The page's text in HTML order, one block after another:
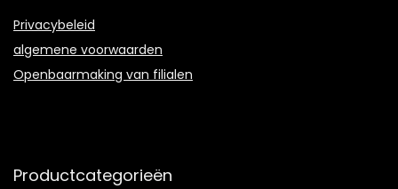
Privacybeleid
algemene voorwaarden
Openbaarmaking van filialen
Productcategorieën